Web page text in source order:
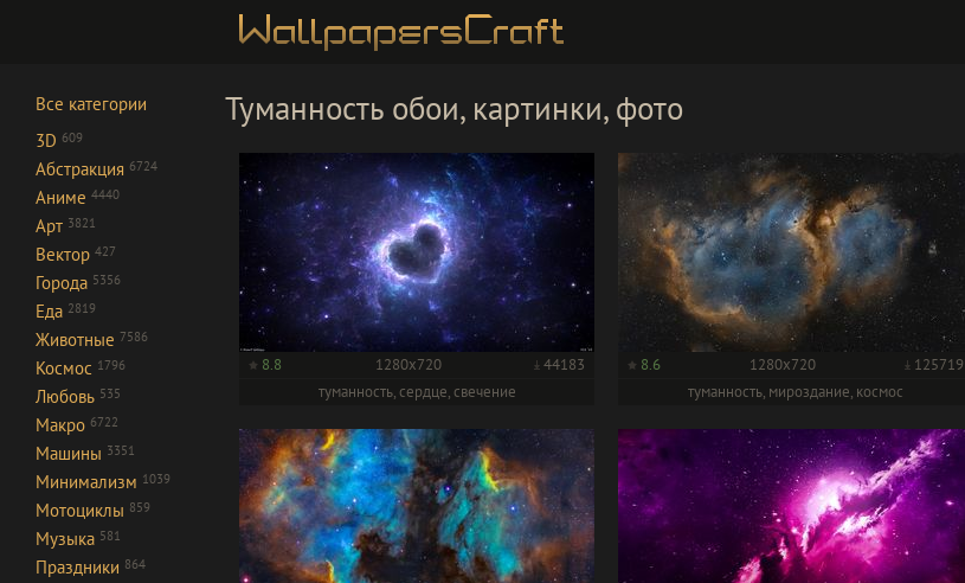
Все категории
3D 609
Абстракция 6724
Аниме 4440
Арт 3821
Вектор 427
Города 5356
Еда 2819
Животные 7586
Космос 1796
Любовь 535
Макро 6722
Машины 3351
Минимализм 1039
Мотоциклы 859
Музыка 581
Праздники 864
Туманность обои, картинки, фото
8.8 1280x720
44183
туманность, сердце, свечение
8.6 1280x720
125719
туманность, мироздание, космос